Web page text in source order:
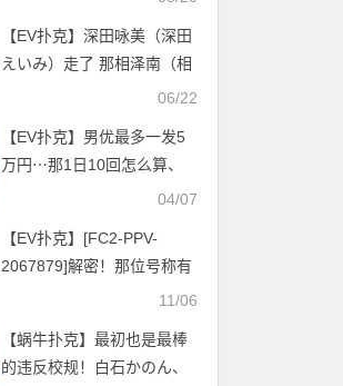
【EV扑克】深田咏美（深田
えいみ）走了 那相泽南（相
06/22
【EV扑克】男优最多一发5
万円⋯那1日10回怎么算、
单片8发的片酬是？【EV扑
04/07
【EV扑克】[FC2-PPV-
2067879]解密！那位号称有
偶像水准 色白清楚性知识不
11/06
【蜗牛扑克】最初也是最棒
的违反校规！白石かのん、